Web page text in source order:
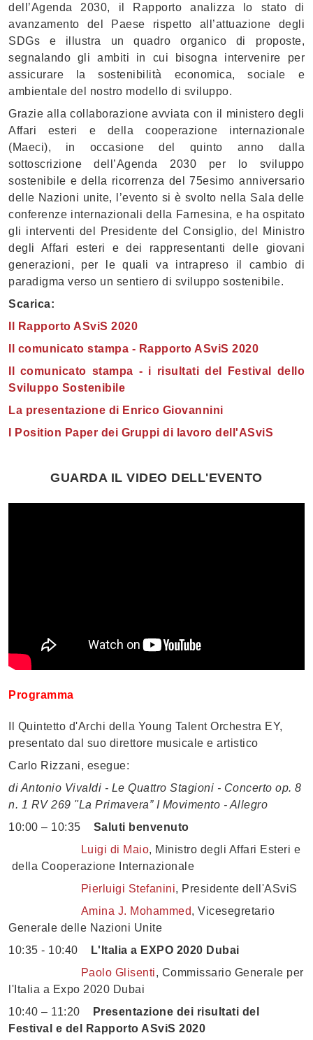
dell’Agenda 2030, il Rapporto analizza lo stato di
avanzamento del Paese rispetto all’attuazione degli
SDGs e illustra un quadro organico di proposte,
segnalando gli ambiti in cui bisogna intervenire per
assicurare la sostenibilità economica, sociale e
ambientale del nostro modello di sviluppo.
Grazie alla collaborazione avviata con il ministero degli
Affari esteri e della cooperazione internazionale
(Maeci), in occasione del quinto anno dalla
sottoscrizione dell’Agenda 2030 per lo sviluppo
sostenibile e della ricorrenza del 75esimo anniversario
delle Nazioni unite, l’evento si è svolto nella Sala delle
conferenze internazionali della Farnesina, e ha ospitato
gli interventi del Presidente del Consiglio, del Ministro
degli Affari esteri e dei rappresentanti delle giovani
generazioni, per le quali va intrapreso il cambio di
paradigma verso un sentiero di sviluppo sostenibile.
Scarica:
Il Rapporto ASviS 2020
Il comunicato stampa - Rapporto ASviS 2020
Il comunicato stampa - i risultati del Festival dello
Sviluppo Sostenibile
La presentazione di Enrico Giovannini
I Position Paper dei Gruppi di lavoro dell'ASviS
GUARDA IL VIDEO DELL'EVENTO
Programma
Il Quintetto d'Archi della Young Talent Orchestra EY,
presentato dal suo direttore musicale e artistico
Carlo Rizzani, esegue:
di Antonio Vivaldi - Le Quattro Stagioni - Concerto op. 8
n. 1 RV 269 "La Primavera” I Movimento - Allegro
10:00 – 10:35 Saluti benvenuto
Luigi di Maio, Ministro degli Affari Esteri e
della Cooperazione Internazionale
Pierluigi Stefanini, Presidente dell'ASviS
Amina J. Mohammed, Vicesegretario
Generale delle Nazioni Unite
10:35 - 10:40
L'Italia a EXPO 2020 Dubai
Paolo Glisenti, Commissario Generale per
l'Italia a Expo 2020 Dubai
10:40 – 11:20
Presentazione dei risultati del
Festival e del Rapporto ASviS 2020